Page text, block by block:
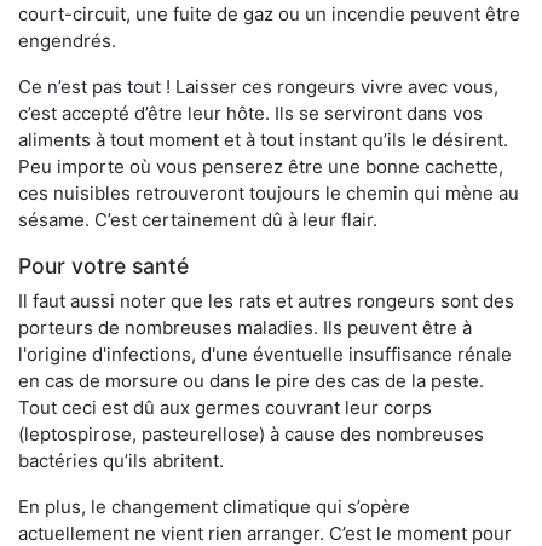
court-circuit, une fuite de gaz ou un incendie peuvent être
engendrés.
Ce n’est pas tout ! Laisser ces rongeurs vivre avec vous,
c’est accepté d’être leur hôte. Ils se serviront dans vos
aliments à tout moment et à tout instant qu’ils le désirent.
Peu importe où vous penserez être une bonne cachette,
ces nuisibles retrouveront toujours le chemin qui mène au
sésame. C’est certainement dû à leur flair.
Pour votre santé
Il faut aussi noter que les rats et autres rongeurs sont des
porteurs de nombreuses maladies. Ils peuvent être à
l'origine d'infections, d'une éventuelle insuffisance rénale
en cas de morsure ou dans le pire des cas de la peste.
Tout ceci est dû aux germes couvrant leur corps
(leptospirose, pasteurellose) à cause des nombreuses
bactéries qu’ils abritent.
En plus, le changement climatique qui s’opère
actuellement ne vient rien arranger. C’est le moment pour